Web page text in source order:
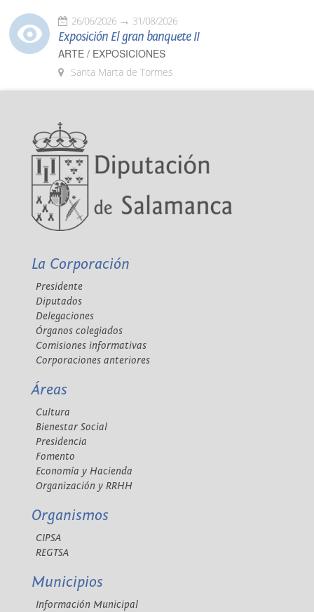
26/06/2026 31/08/2026
Exposición El gran banquete II
ARTE / EXPOSICIONES
Santa Marta de Tormes
La Corporación
Presidente
Diputados
Delegaciones
Órganos colegiados
Comisiones informativas
Corporaciones anteriores
Áreas
Cultura
Bienestar Social
Presidencia
Fomento
Economía y Hacienda
Organización y RRHH
Organismos
CIPSA
REGTSA
Municipios
Información Municipal